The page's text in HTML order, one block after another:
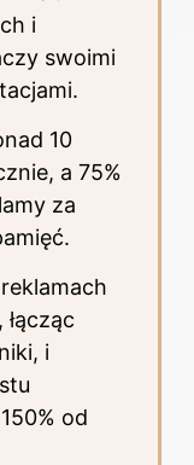
i
swoimi
10
a 75%
za
i
od